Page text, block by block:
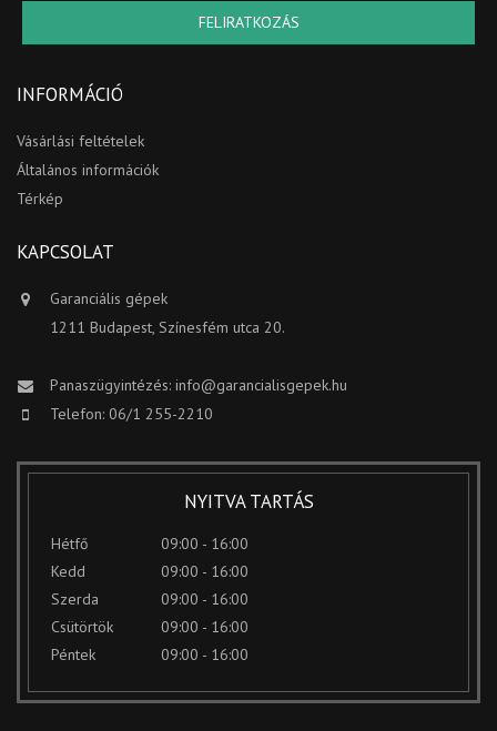
FELIRATKOZÁS
INFORMÁCIÓ
Vásárlási feltételek
Általános információk
Térkép
KAPCSOLAT
Garanciális gépek
1211 Budapest, Színesfém utca 20.
Panaszügyintézés: info@garancialisgepek.hu
Telefon: 06/1 255-2210
NYITVA TARTÁS
Hétfő
09:00 - 16:00
Kedd
09:00 - 16:00
Szerda
09:00 - 16:00
Csütörtök
09:00 - 16:00
Péntek
09:00 - 16:00